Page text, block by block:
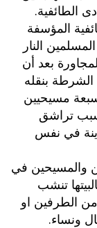
الطائفية.
المؤسفة
النار
بعد أن
بنقله
مسيحيين
تراشق
في نفس
والمسيحين في
تنشب
من الطرفين او
ونساء.